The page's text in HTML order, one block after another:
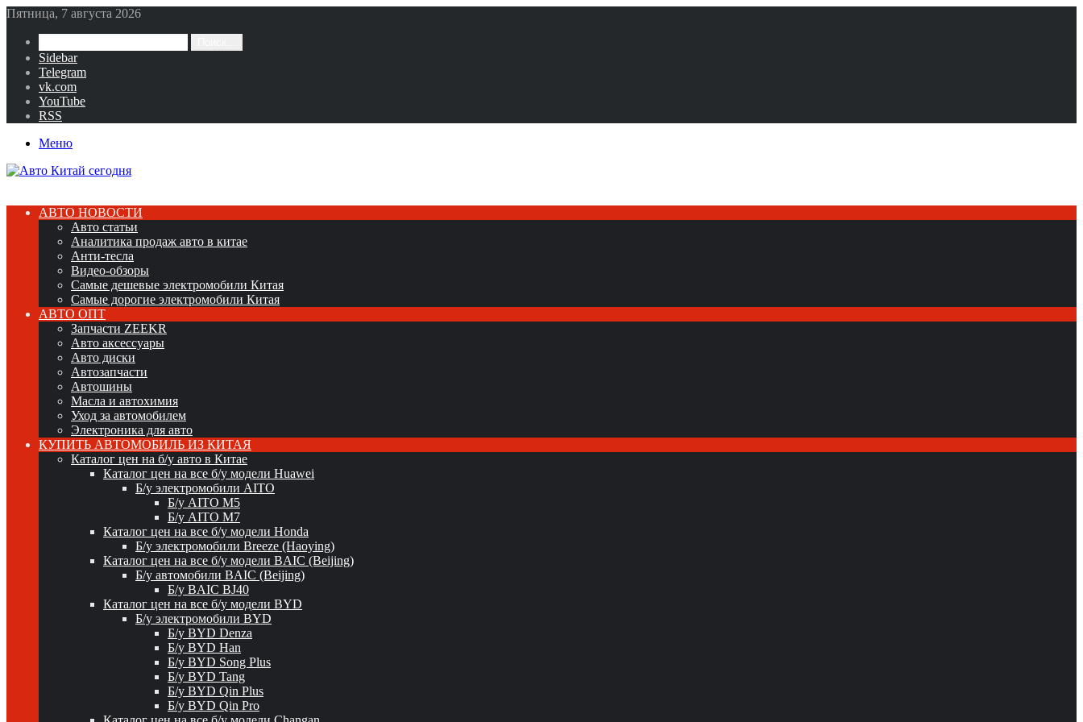
Пятница, 7 августа 2026
Sidebar
Telegram
vk.com
YouTube
RSS
Меню
АВТО НОВОСТИ
Авто статьи
Аналитика продаж авто в китае
Анти-тесла
Видео-обзоры
Самые дешевые электромобили Китая
Самые дорогие электромобили Китая
АВТО ОПТ
Запчасти ZEEKR
Авто аксессуары
Авто диски
Автозапчасти
Автошины
Масла и автохимия
Уход за автомобилем
Электроника для авто
КУПИТЬ АВТОМОБИЛЬ ИЗ КИТАЯ
Каталог цен на б/у авто в Китае
Каталог цен на все б/у модели Huawei
Б/у электромобили AITO
Б/у AITO M5
Б/у AITO M7
Каталог цен на все б/у модели Honda
Б/у электромобили Breeze (Haoying)
Каталог цен на все б/у модели BAIC (Beijing)
Б/у автомобили BAIC (Beijing)
Б/у BAIC BJ40
Каталог цен на все б/у модели BYD
Б/у электромобили BYD
Б/у BYD Denza
Б/у BYD Han
Б/у BYD Song Plus
Б/у BYD Tang
Б/у BYD Qin Plus
Б/у BYD Qin Pro